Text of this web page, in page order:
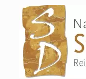
springen